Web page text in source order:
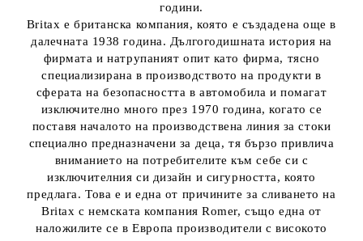
години.
Britax е британска компания, която е създадена още в
далечната 1938 година. Дългогодишната история на
фирмата и натрупаният опит като фирма, тясно
специализирана в производството на продукти в
сферата на безопасността в автомобила и помагат
изключително много през 1970 година, когато се
поставя началото на производствена линия за стоки
специално предназначени за деца, тя бързо привлича
вниманието на потребителите към себе си с
изключителния си дизайн и сигурността, която
предлага. Това е и една от причините за сливането на
Britax с немската компания Romer, също една от
наложилите се в Европа производители с високото